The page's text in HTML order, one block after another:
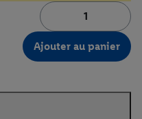
Ajouter au panier